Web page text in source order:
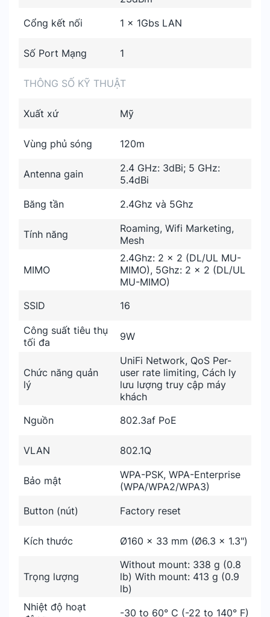
Cổng kết nối
1 x 1Gbs LAN
Số Port Mạng 1
THÔNG SỐ KỸ THUẬT
Xuất xứ Mỹ
Vùng phủ sóng 120m
Antenna gain
2.4 GHz: 3dBi; 5 GHz:
5.4dBi
Băng tần
2.4Ghz và 5Ghz
Tính năng
Roaming, Wifi Marketing,
Mesh
MIMO
2.4Ghz: 2 x 2 (DL/UL MU-
MIMO), 5Ghz: 2 x 2 (DL/UL
MU-MIMO)
SSID
16
Công suất tiêu thụ
tối đa
9W
Chức năng quản
lý
UniFi Network, QoS Per-
user rate limiting, Cách ly
lưu lượng truy cập máy
khách
Nguồn
802.3af PoE
VLAN 802.1Q
Bảo mật
WPA-PSK, WPA-Enterprise
(WPA/WPA2/WPA3)
Button (nút)
Factory reset
Kích thước Ø160 x 33 mm (Ø6.3 x 1.3")
Trọng lượng
Without mount: 338 g (0.8
lb) With mount: 413 g (0.9
lb)
Nhiệt độ hoạt
-30 to 60° C (-22 to 140° F)